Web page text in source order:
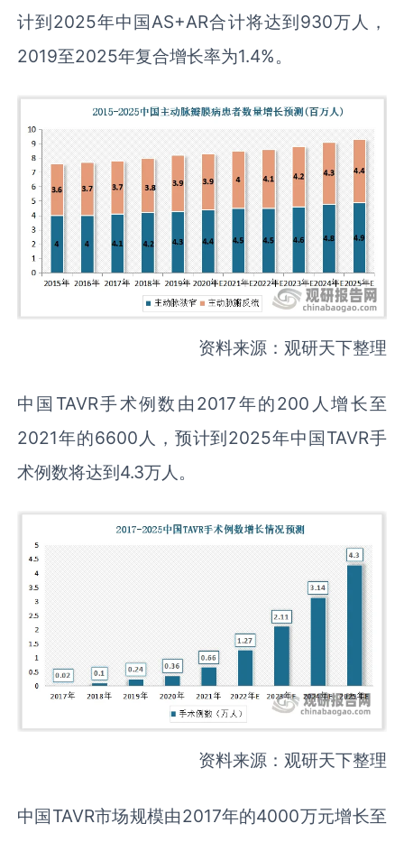
计到2025年中国AS+AR合计将达到930万人，
2019至2025年复合增长率为1.4%。
资料来源：观研天下整理
中国TAVR手术例数由2017年的200人增长至
2021年的6600人，预计到2025年中国TAVR手
术例数将达到4.3万人。
资料来源：观研天下整理
中国TAVR市场规模由2017年的4000万元增长至